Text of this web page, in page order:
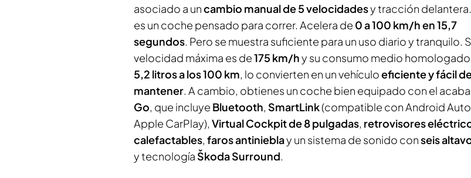
asociado a uncambio manual de 5 velocidadesy tracción
es un coche pensado para correr. Acelera de 0 a 100 km/h en 15,7
segundos. Pero se muestra suficiente para un uso diario y tranquilo.
velocidad máxima es de175 km/hy su consumo medio
5,2 litros a los 100 km, lo convierten en un vehículoeficiente y fácil
mantener. A cambio, obtienes un coche bien equipado con el
Go, que incluye Bluetooth, SmartLink(compatible con Android
Apple CarPlay), Virtual Cockpit de 8 pulgadas, retrovisores
calefactables, faros antinieblay un sistema de sonido conseis
y tecnología Škoda Surround.